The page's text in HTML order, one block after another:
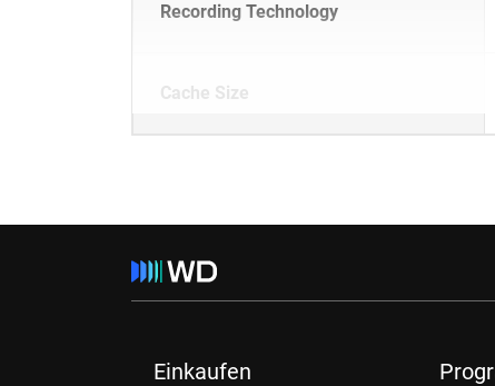
Recording Technology
Cache Size
Einkaufen